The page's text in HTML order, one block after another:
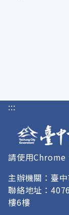
:::
請使用Chrome
主辦機關：臺
聯絡地址：
樓6樓